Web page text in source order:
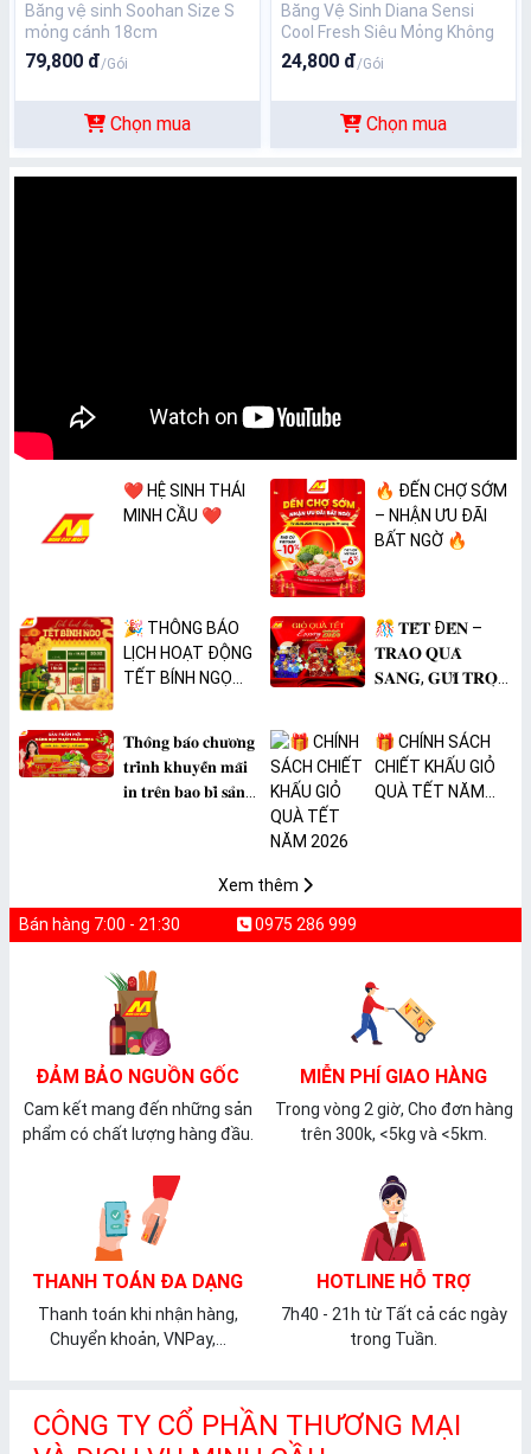
Băng vệ sinh Soohan Size S
mỏng cánh 18cm
79,800 đ/Gói
Chọn mua
Băng Vệ Sinh Diana Sensi
Cool Fresh Siêu Mỏng Không
Cánh 8 Miếng
24,800 đ/Gói
Chọn mua
❤️ HỆ SINH THÁI
MINH CẦU ❤️
🔥 ĐẾN CHỢ SỚM
– NHẬN ƯU ĐÃI
BẤT NGỜ 🔥
🎉 THÔNG BÁO
LỊCH HOẠT ĐỘNG
TẾT BÍNH NGỌ
🎊 𝐓𝐄̂́𝐓 Đ𝐄̂́𝐍 –
𝐓𝐑𝐀𝐎 𝐐𝐔𝐀̀
𝐒𝐀𝐍𝐆, 𝐆𝐔̛̉𝐈 𝐓𝐑𝐎̣𝐍
𝐓𝐡𝐨̂𝐧𝐠 𝐛𝐚́𝐨 𝐜𝐡𝐮̛𝐨̛𝐧𝐠
𝐭𝐫𝐢̀𝐧𝐡 𝐤𝐡𝐮𝐲𝐞̂́𝐧 𝐦𝐚̃𝐢
𝐢𝐧 𝐭𝐫𝐞̂𝐧 𝐛𝐚𝐨 𝐛𝐢̀ 𝐬𝐚̉𝐧
🎁 CHÍNH SÁCH
CHIẾT KHẤU GIỎ
QUÀ TẾT NĂM
Xem thêm
Bán hàng 7:00 - 21:30 0975 286 999
ĐẢM BẢO NGUỒN GỐC
Cam kết mang đến những sản
phẩm có chất lượng hàng đầu.
MIỄN PHÍ GIAO HÀNG
Trong vòng 2 giờ, Cho đơn hàng
trên 300k, <5kg và <5km.
THANH TOÁN ĐA DẠNG
Thanh toán khi nhận hàng,
Chuyển khoản, VNPay,...
HOTLINE HỖ TRỢ
7h40 - 21h từ Tất cả các ngày
trong Tuần.
CÔNG TY CỔ PHẦN THƯƠNG MẠI